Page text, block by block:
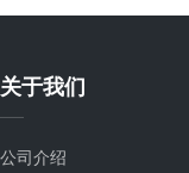
关于我们
公司介绍